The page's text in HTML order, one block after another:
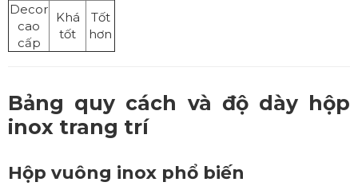
Decor
cao
cấp
Khá
tốt
Tốt
hơn
Bảng quy cách và độ dày hộp
inox trang trí
Hộp vuông inox phổ biến